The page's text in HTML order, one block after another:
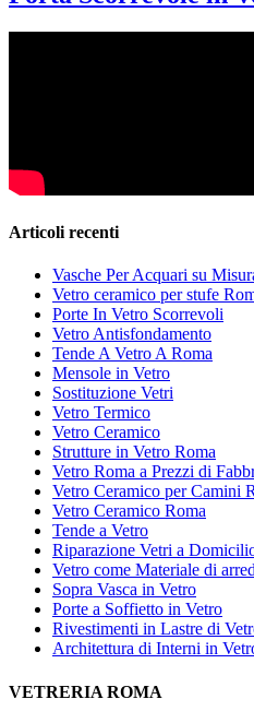
Articoli recenti
Vasche Per Acquari su
Vetro ceramico per stufe
Porte In Vetro Scorrevoli
Vetro Antisfondamento
Tende A Vetro A Roma
Mensole in Vetro
Sostituzione Vetri
Vetro Termico
Vetro Ceramico
Strutture in Vetro Roma
Vetro Roma a Prezzi di
Vetro Ceramico per Camini
Vetro Ceramico Roma
Tende a Vetro
Riparazione Vetri a
Vetro come Materiale di
Sopra Vasca in Vetro
Porte a Soffietto in Vetro
Rivestimenti in Lastre di
Architettura di Interni in
VETRERIA ROMA